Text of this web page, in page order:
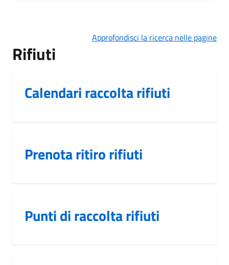
Approfondisci la ricerca nelle pagine
Rifiuti
Calendari raccolta rifiuti
Prenota ritiro rifiuti
Punti di raccolta rifiuti